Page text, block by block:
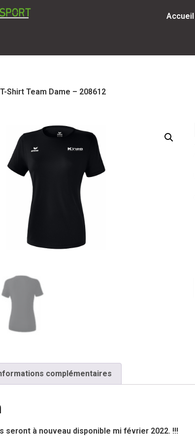
Accueil
Shirt Team Dame – 208612
complémentaires
seront à nouveau disponible mi février 2022. !!!